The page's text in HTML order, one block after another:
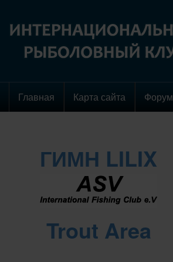
Главная Карта сайта Форум
ГИМН LILIX
Trout Area